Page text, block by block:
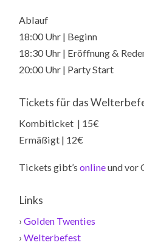
Ablauf
18:00 Uhr | Beginn
18:30 Uhr | Eröffnung &
20:00 Uhr | Party Start
Tickets für das
Kombiticket | 15€
Ermäßigt | 12€
Tickets gibt’sonlineund vor
Links
›Golden Twenties
›Welterbefest